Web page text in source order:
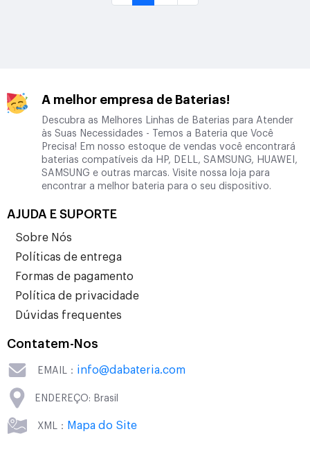
A melhor empresa de Baterias!
Descubra as Melhores Linhas de Baterias para Atender
às Suas Necessidades - Temos a Bateria que Você
Precisa! Em nosso estoque de vendas você encontrará
baterias compatíveis da HP, DELL, SAMSUNG, HUAWEI,
SAMSUNG e outras marcas. Visite nossa loja para
encontrar a melhor bateria para o seu dispositivo.
AJUDA E SUPORTE
Sobre Nós
Políticas de entrega
Formas de pagamento
Política de privacidade
Dúvidas frequentes
Contatem-Nos
EMAIL： info@dabateria.com
ENDEREÇO: Brasil
XML： Mapa do Site